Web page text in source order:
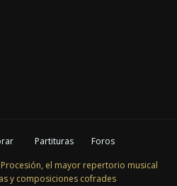
Partituras
Foros
el mayor repertorio musical
y composiciones cofrades